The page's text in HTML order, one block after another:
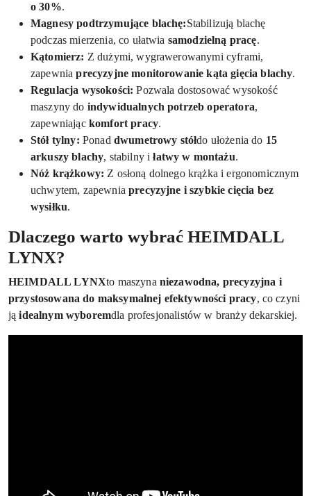
o 30%.
Magnesy podtrzymujące blachę:Stabilizują blachę
podczas mierzenia, co ułatwia samodzielną pracę.
Kątomierz: Z dużymi, wygrawerowanymi cyframi,
zapewniaprecyzyjne monitorowanie kąta gięcia blachy.
Regulacja wysokości:Pozwala dostosować wysokość
maszyny do indywidualnych potrzeb operatora,
zapewniając komfort pracy.
Stół tylny: Ponad dwumetrowy stółdo ułożenia do 15
arkuszy blachy, stabilny iłatwy w montażu.
Nóż krążkowy: Z osłoną dolnego krążka i ergonomicznym
uchwytem, zapewniaprecyzyjne i szybkie cięcia bez
wysiłku.
Dlaczego warto wybrać HEIMDALL
LYNX?
HEIMDALL LYNXto maszyna niezawodna, precyzyjna i
przystosowana do maksymalnej efektywności pracy, co czyni
jąidealnym wyboremdla profesjonalistów w branży dekarskiej.